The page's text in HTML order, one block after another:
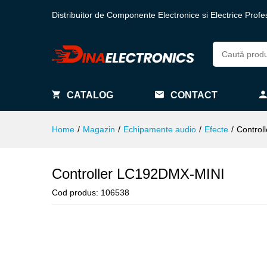
Distribuitor de Componente Electronice si Electrice
CATALOG CONTACT
Home / Magazin / Echipamente audio / Efecte /
Controller LC192DMX-MINI
Cod produs: 106538